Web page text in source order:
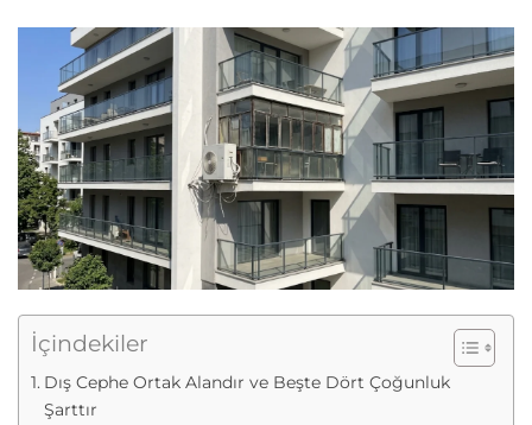
İçindekiler
Dış Cephe Ortak Alandır ve Beşte Dört Çoğunluk
Şarttır